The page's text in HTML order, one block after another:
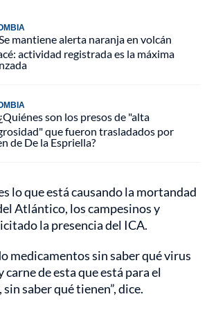
Se mantiene alerta naranja en volcán
actividad registrada es la máxima
¿Quiénes son los presos de "alta
que fueron trasladados por
de De la Espriella?
lo que está causando la mortandad
Atlántico, los campesinos y
la presencia del ICA.
medicamentos sin saber qué virus
de esta que está para el
saber qué tienen”, dice.